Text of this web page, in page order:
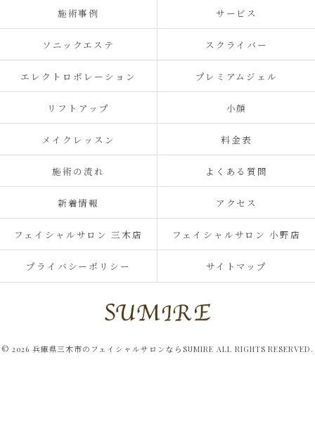
施術事例 サービス
ソニックエステ スクライバー
エレクトロポレーション プレミアムジェル
リフトアップ 小顔
メイクレッスン 料金表
施術の流れ よくある質問
新着情報 アクセス
フェイシャルサロン 三木店 フェイシャルサロン 小野店
プライバシーポリシー サイトマップ
© 2026 兵庫県三木市のフェイシャルサロンならSUMIRE ALL RIGHTS RESERVED.